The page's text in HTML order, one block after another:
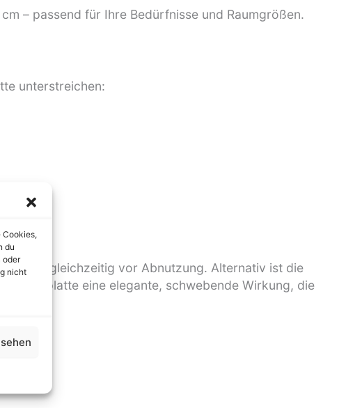
Cookies,
du
oder
nicht
– passend für Ihre Bedürfnisse und Raumgrößen.
unterstreichen:
gleichzeitig vor Abnutzung. Alternativ ist die
Tischplatte eine elegante, schwebende Wirkung, die